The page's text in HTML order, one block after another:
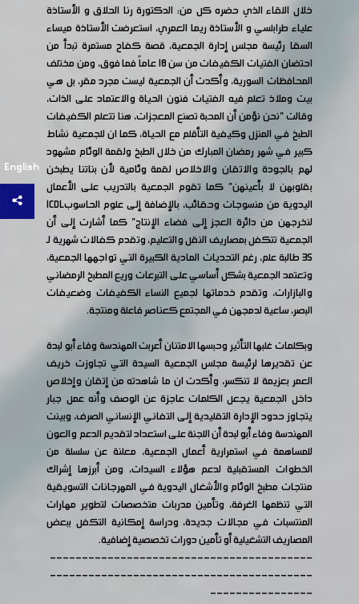
English
خلال اللقاء الذي حضره كل من: الدكتورة رنا الحلاق و الأستاذة
علياء طرابلسي و الأستاذة ريما العمري، استعرضت الأستاذة ميساء
السقا رئيسة مجلس إدارة الجمعية، قصة كفاح مستمرة تبدأ من
احتضان الفتيات الكفيفات من سن 18 عاماً فما فوق، ومن مختلف
المحافظات السورية، وأكدت أن الجمعية ليست مجرد مقر، بل هي
بيت وملاذ تعلم فيه الفتيات فنون الحياة والاعتماد على الذات،
وقالت "نحن نؤمن أن المحبة تصنع المعجزات، هنا تتعلم الكفيفات
الطبخ في المنزل وكيفية التأقلم مع الحياة، كما ان للجمعية نشاط
كبير في شهر رمضان المبارك من خلال الطبخ ولقمة الوئام مشهود
لهم بالجودة والاتقان والاخلاص لقمة وئامية لأن بناتنا يطبخن
بقلوبهن لا بأعينهن" كما تقوم الجمعية بالتدريب على الأعمال
اليدوية من منسوجات وحقائب، بالإضافة إلى علوم الحاسوبICDL
لنخرجهن من دائرة العجز إلى فضاء الإنتاج" كما أشارت إلى أن
الجمعية تتكفل بمصاريف النقل والتعليم، وتقدم كفالات شهرية لـ
35 طالبة علم، رغم التحديات المادية الكبيرة التي تواجهها الجمعية،
وتعتمد الجمعية بشكل أساسي على التبرعات وريع المطبخ الرمضاني
والبازارات، وتقدم خدماتها لجميع النساء الكفيفات وضعيفات
البصر، ساعية لدمجهن في المجتمع كعناصر فاعلة ومنتجة.
وبكلمات غلبها التأثير وحبسها الامتنان أعربت المهندسة وفاء أبو لبدة
عن تقديرها لرئيسة مجلس الجمعية السيدة التي تجاوزت خريف
العمر بعزيمة لا تنكسر، وأكدت ان ما شاهدته من إتقان وإخلاص
داخل الجمعية يجعل الكلمات عاجزة عن الوصف وأنه عمل جبار
يتجاوز حدود الإدارة التقليدية إلى التفاني الإنساني الصرف، وبينت
المهندسة وفاء أبو لبدة أن اللجنة على استعداد لتقديم الدعم والعون
للمساهمة في استمرارية أعمال الجمعية، معلنة عن سلسلة من
الخطوات المستقبلية لدعم هؤلاء السيدات، ومن أبرزها إشراك
منتجات مطبخ الوئام والأشغال اليدوية في المهرجانات التسويقية
التي تنظمها الغرفة، وتأمين مدربات متخصصات لتطوير مهارات
المنتسبات في مجالات جديدة، ودراسة إمكانية التكفل ببعض
المصاريف التشغيلية أو تأمين دورات تخصصية إضافية.
-----------------------------------------
-----------------------------------------
----------------